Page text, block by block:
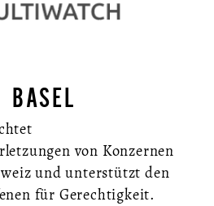
BASEL
von Konzernen
und unterstützt den
für Gerechtigkeit.